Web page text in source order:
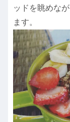
ッドを眺めな
ます。